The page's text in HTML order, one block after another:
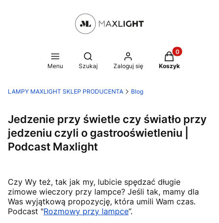
Menu
Otwórz wyszukiwarkę
Szukaj Zaloguj się
Produkty w
Koszyk
LAMPY MAXLIGHT SKLEP PRODUCENTA Blog
Jedzenie przy świetle czy światło przy
jedzeniu czyli o gastrooświetleniu |
Podcast Maxlight
Czy Wy też, tak jak my, lubicie spędzać długie
zimowe wieczory przy lampce? Jeśli tak, mamy dla
Was wyjątkową propozycję, która umili Wam czas.
Podcast "Rozmowy przy lampce”.